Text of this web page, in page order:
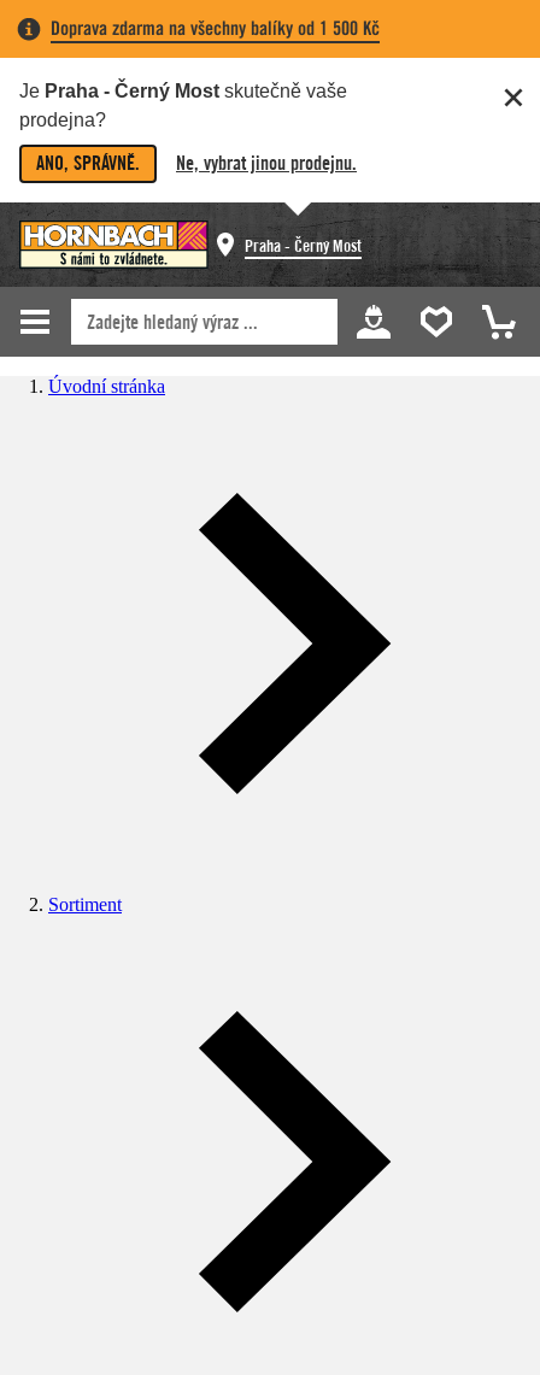
Doprava zdarma na všechny balíky od 1 500 Kč
Je Praha - Černý Most skutečně vaše
prodejna?
ANO, SPRÁVNĚ. Ne, vybrat jinou prodejnu.
Praha - Černý Most
Úvodní stránka
Sortiment